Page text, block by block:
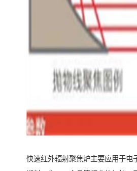
快速红外辐射聚焦炉主要应用于电